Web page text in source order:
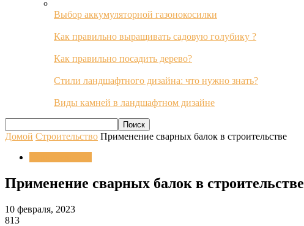
Выбор аккумуляторной газонокосилки
Как правильно выращивать садовую голубику ?
Как правильно посадить дерево?
Стили ландшафтного дизайна: что нужно знать?
Виды камней в ландшафтном дизайне
Домой Строительство Применение сварных балок в строительстве
Применение сварных балок в строительстве
10 февраля, 2023
813